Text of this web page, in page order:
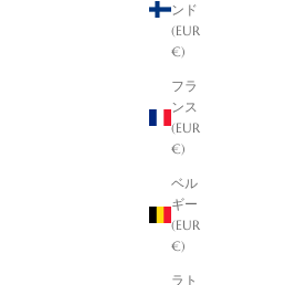
ンド
(EUR
€)
フラ
ンス
(EUR
€)
ベル
ギー
(EUR
€)
ラト